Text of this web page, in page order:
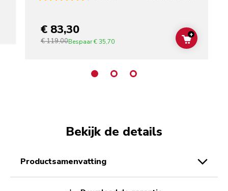
€ 83,30
€ 119,00Bespaar€ 35,70 ADD TO
+
Bekijk de details
productsamenvatting